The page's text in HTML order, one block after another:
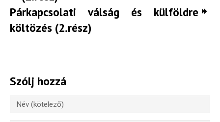
Párkapcsolati válság és külföldre
költözés (2.rész)
Szólj hozzá